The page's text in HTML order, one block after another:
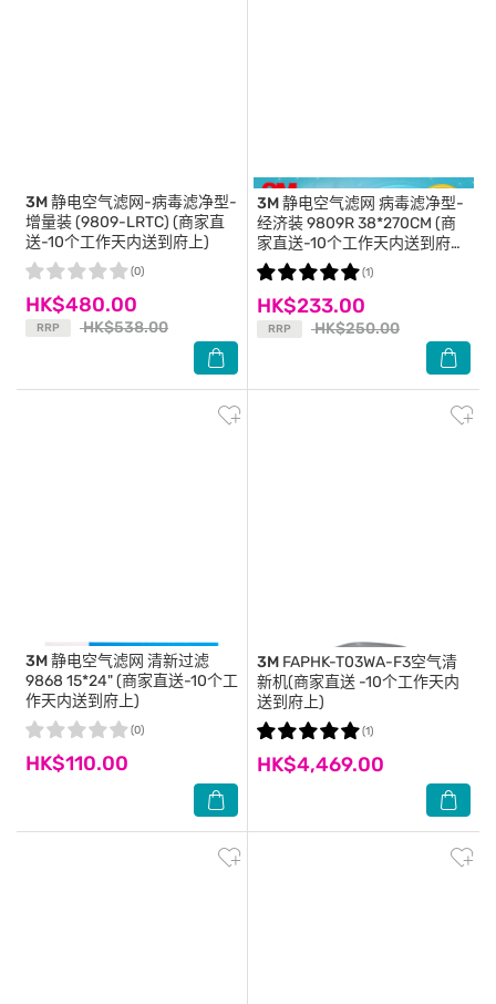
3M静电空气滤网-病毒滤净型-
增量装 (9809-LRTC) (商家直
送-10个工作天内送到府上)
HK$480.00
RRP HK$538.00
(0)
3M静电空气滤网 病毒滤净型-
经济装 9809R 38*270CM (商
家直送-10个工作天内送到府
上)
HK$233.00
RRP HK$250.00
(1)
3M静电空气滤网 清新过滤
9868 15*24" (商家直送-10个工
作天内送到府上)
HK$110.00
(0)
3M FAPHK-T03WA-F3空气清
新机(商家直送 -10个工作天内
送到府上)
HK$4,469.00
(1)